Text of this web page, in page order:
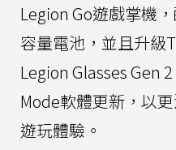
Legion Go遊戲掌機
容量電池，並且升級
Legion Glasses Gen
Mode軟體更新，以
遊玩體驗。